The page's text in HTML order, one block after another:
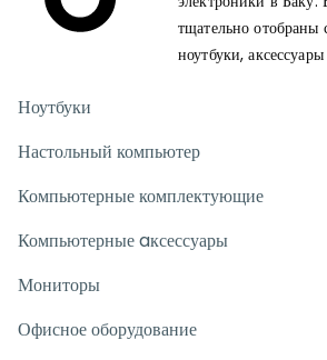
тщательно отобраны
ноутбуки,
Ноутбуки
Настольный компьютер
Компьютерные комплектующие
Компьютерные aксессуары
Мониторы
Офисное оборудование